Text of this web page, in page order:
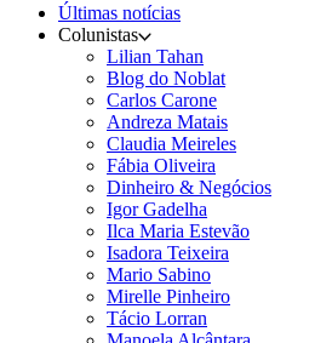
Últimas notícias
Colunistas
Lilian Tahan
Blog do Noblat
Carlos Carone
Andreza Matais
Claudia Meireles
Fábia Oliveira
Dinheiro & Negócios
Igor Gadelha
Ilca Maria Estevão
Isadora Teixeira
Mario Sabino
Mirelle Pinheiro
Tácio Lorran